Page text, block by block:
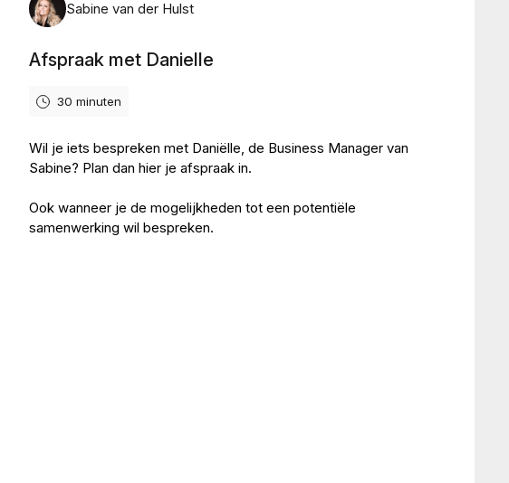
Sabine van der Hulst
Afspraak met Danielle
30 minuten
Wil je iets bespreken met Daniëlle, de Business Manager van
Sabine? Plan dan hier je afspraak in.
Ook wanneer je de mogelijkheden tot een potentiële
samenwerking wil bespreken.